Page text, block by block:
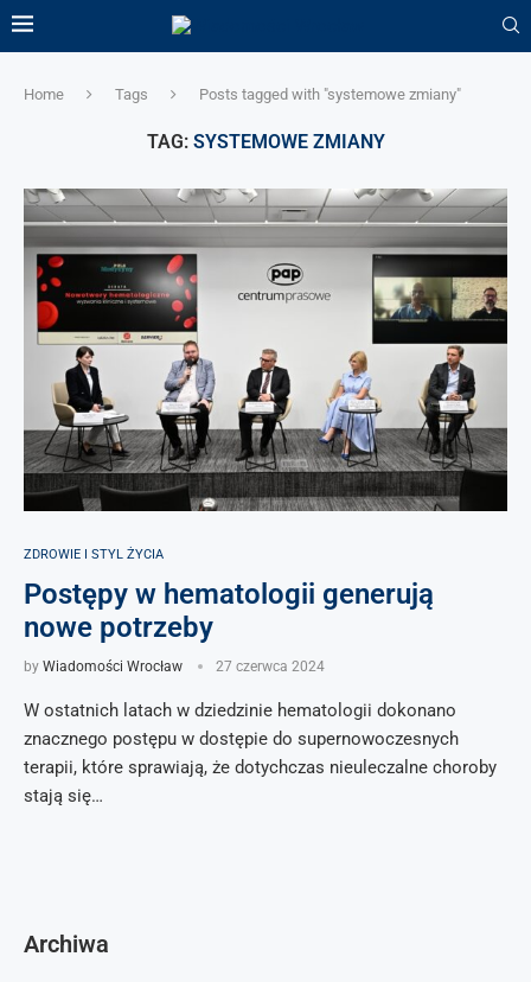
Home Tags Posts tagged with "systemowe zmiany"
TAG: SYSTEMOWE ZMIANY
ZDROWIE I STYL ŻYCIA
Postępy w hematologii generują
nowe potrzeby
by Wiadomości Wrocław 27 czerwca 2024
W ostatnich latach w dziedzinie hematologii dokonano
znacznego postępu w dostępie do supernowoczesnych
terapii, które sprawiają, że dotychczas nieuleczalne choroby
stają się…
Archiwa